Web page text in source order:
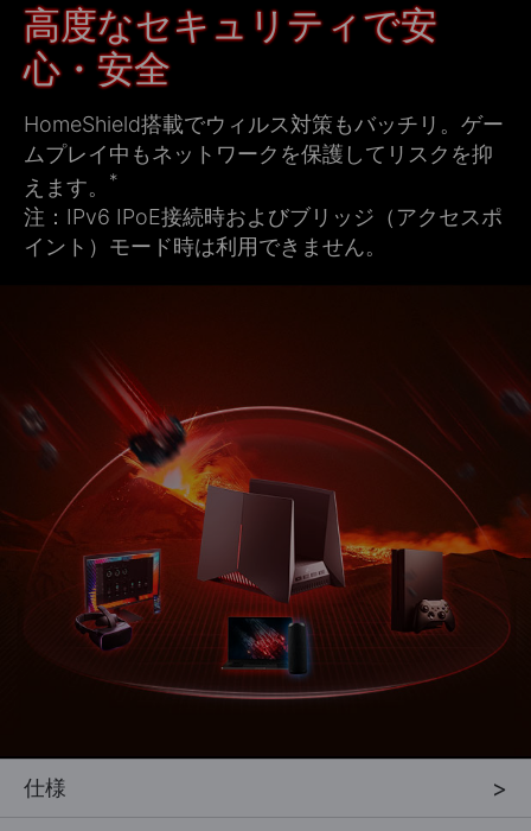
高度なセキュリティで安
心・安全
HomeShield搭載でウィルス対策もバッチリ。ゲー
ムプレイ中もネットワークを保護してリスクを抑
えます。
*
注：IPv6 IPoE接続時およびブリッジ（アクセスポ
イント）モード時は利用できません。
仕様